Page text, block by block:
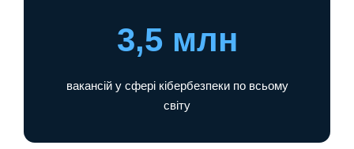
3,5 млн
вакансій у сфері кібербезпеки по всьому
світу